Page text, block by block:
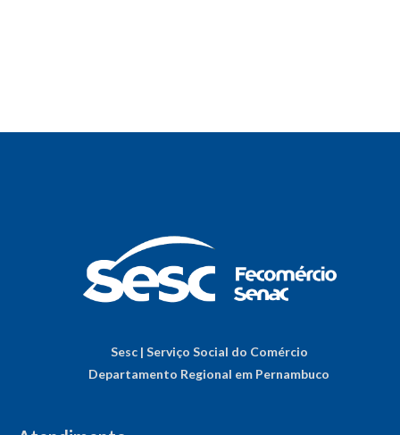
Sesc | Serviço Social do Comércio
Departamento Regional em Pernambuco